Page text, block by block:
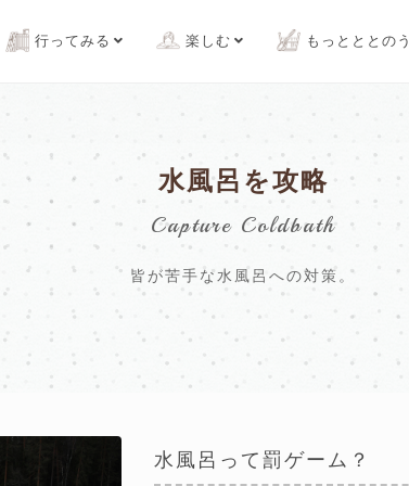
行ってみる 楽しむ もっとととのう
水風呂を攻略
Capture Coldbath
皆が苦手な水風呂への対策。
水風呂って罰ゲーム？